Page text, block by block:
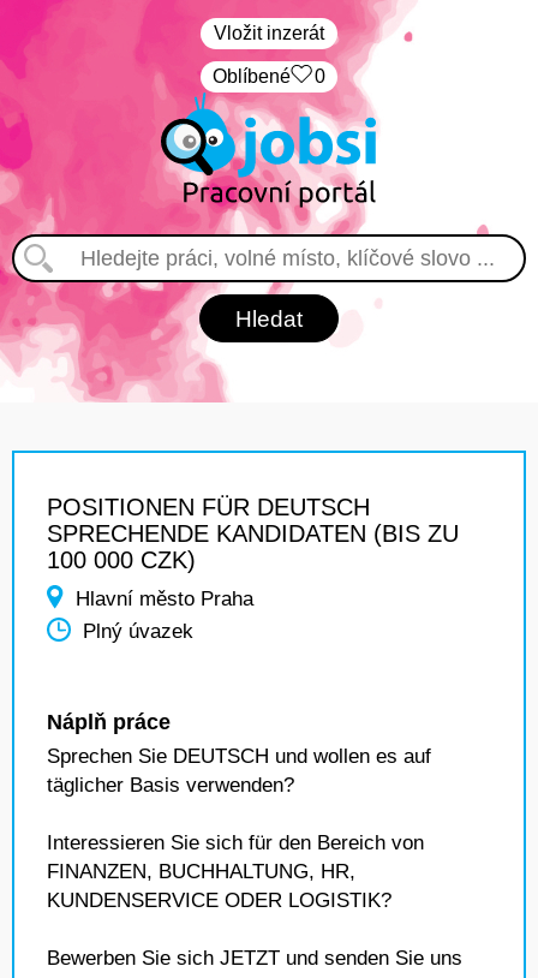
Vložit inzerát
Oblíbené 0
POSITIONEN FÜR DEUTSCH
SPRECHENDE KANDIDATEN (BIS ZU
100 000 CZK)
Hlavní město Praha
Plný úvazek
Náplň práce
Sprechen Sie DEUTSCH und wollen es auf
täglicher Basis verwenden?
Interessieren Sie sich für den Bereich von
FINANZEN, BUCHHALTUNG, HR,
KUNDENSERVICE ODER LOGISTIK?
Bewerben Sie sich JETZT und senden Sie uns